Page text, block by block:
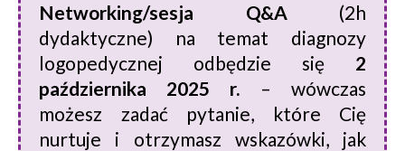
Networking/sesja Q&A (2h
dydaktyczne) na temat diagnozy
logopedycznej odbędzie się 2
października 2025 r. – wówczas
możesz zadać pytanie, które Cię
nurtuje i otrzymasz wskazówki, jak